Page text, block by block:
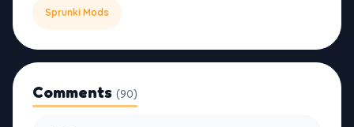
Sprunki Mods
Comments (90)